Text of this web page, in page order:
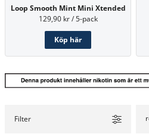
Loop Smooth Mint Mini Xtended
129,90 kr / 5-pack
Köp här
Filter